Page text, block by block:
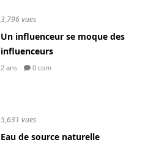
3,796 vues
Un influenceur se moque des
influenceurs
2 ans 0 com
5,631 vues
Eau de source naturelle